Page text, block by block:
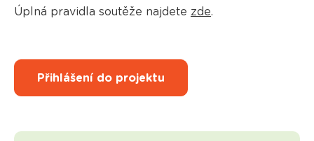
Úplná pravidla soutěže najdete zde.
Přihlášení do projektu